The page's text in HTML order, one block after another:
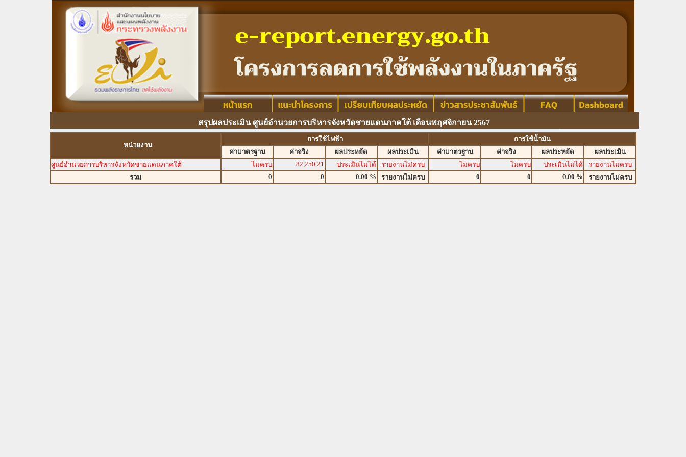
สรุปผลประเมิน ศูนย์อำนวยการบริหารจังหวัดชายแดนภาคใต้ เดือนพฤศจิกายน 2567
หน่วยงาน
การใช้ไฟฟ้า
การใช้น้ำมัน
ค่ามาตรฐาน
ค่าจริง ผลประหยัด ผลประเมิน ค่ามาตรฐาน ค่าจริง ผลประหยัด
ผลประเมิน
ศูนย์อำนวยการบริหารจังหวัดชายแดนภาคใต้
ไม่ครบ 82,250.21 ประเมินไม่ได้ รายงานไม่ครบ ไม่ครบ ไม่ครบ ประเมินไม่ได้
รายงานไม่ครบ
รวม
0 0 0.00 % รายงานไม่ครบ 0 0 0.00 % รายงานไม่ครบ